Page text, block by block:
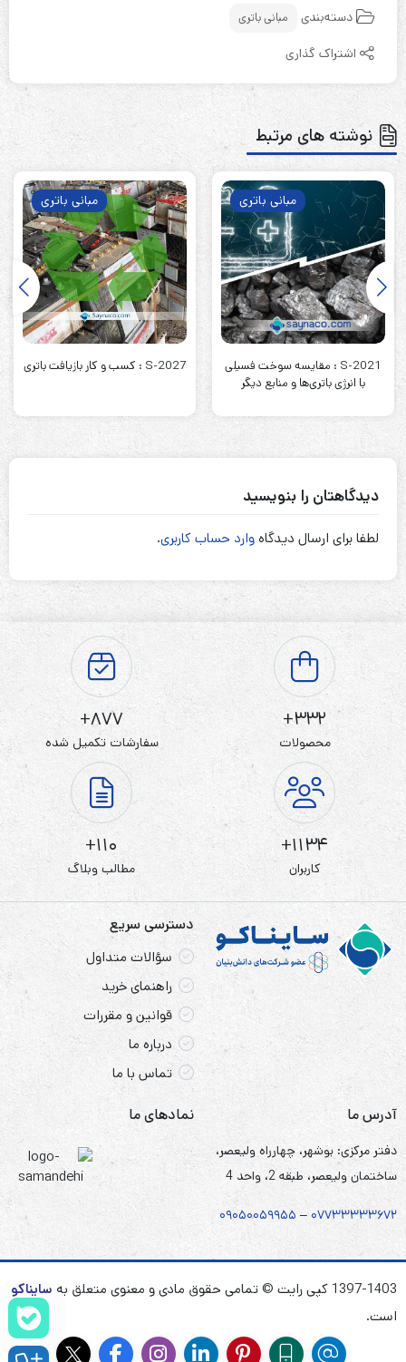
دسته‌بندی مبانی باتری
اشتراک گذاری
نوشته های مرتبط
مبانی باتری
S-2021 : مقایسه سوخت‌ فسیلی
با انرژی باتری‌ها و منابع دیگر
مبانی باتری
S-2027 : کسب و کار بازیافت باتری
دیدگاهتان را بنویسید
لطفا برای ارسال دیدگاهوارد حساب کاربری.
332+
محصولات
877+
سفارشات تکمیل شده
1134+
کاربران
110+
مطالب وبلاگ
دسترسی سریع
سؤالات متداول
راهنمای خرید
قوانین و مقررات
درباره ما
تماس با ما
آدرس ما
دفتر مرکزی: بوشهر، چهارراه ولیعصر،
ساختمان ولیعصر، طبقه 2، واحد 4
۰۷۷۳۳۳۳۳۶۷۲ – ۰۹۰۵۰۰۵۹۹۵۵
نمادهای ما
1397-1403 کپی رایت © تمامی حقوق مادی و معنوی متعلق به
سایناکو
است.